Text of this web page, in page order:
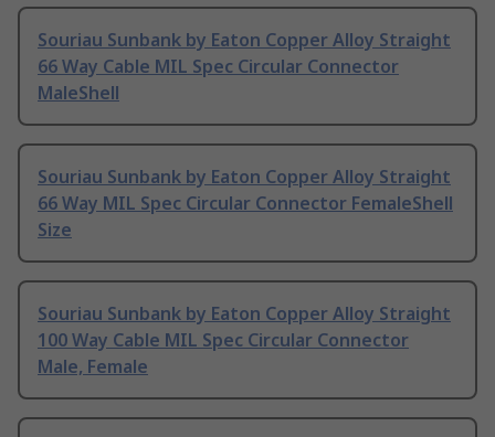
Souriau Sunbank by Eaton Copper Alloy Straight
66 Way Cable MIL Spec Circular Connector
MaleShell
Souriau Sunbank by Eaton Copper Alloy Straight
66 Way MIL Spec Circular Connector FemaleShell
Size
Souriau Sunbank by Eaton Copper Alloy Straight
100 Way Cable MIL Spec Circular Connector
Male, Female